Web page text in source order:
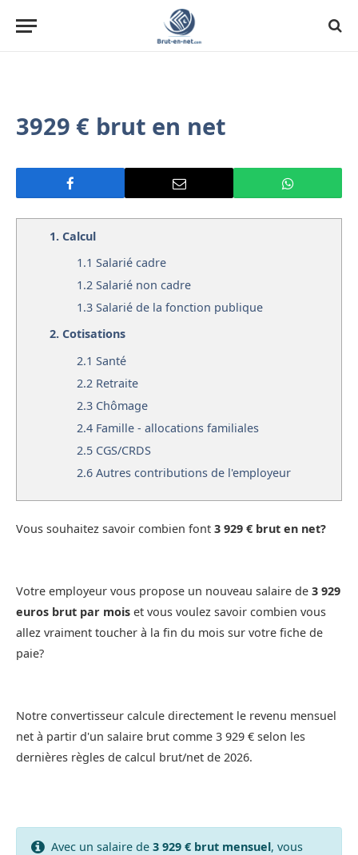
3929 € brut en net
1. Calcul
1.1 Salarié cadre
1.2 Salarié non cadre
1.3 Salarié de la fonction publique
2. Cotisations
2.1 Santé
2.2 Retraite
2.3 Chômage
2.4 Famille - allocations familiales
2.5 CGS/CRDS
2.6 Autres contributions de l'employeur
Vous souhaitez savoir combien font 3 929 € brut en net?
Votre employeur vous propose un nouveau salaire de 3 929
euros brut par mois et vous voulez savoir combien vous
allez vraiment toucher à la fin du mois sur votre fiche de
paie?
Notre convertisseur calcule directement le revenu mensuel
net à partir d'un salaire brut comme 3 929 € selon les
dernières règles de calcul brut/net de 2026.
Avec un salaire de 3 929 € brut mensuel, vous